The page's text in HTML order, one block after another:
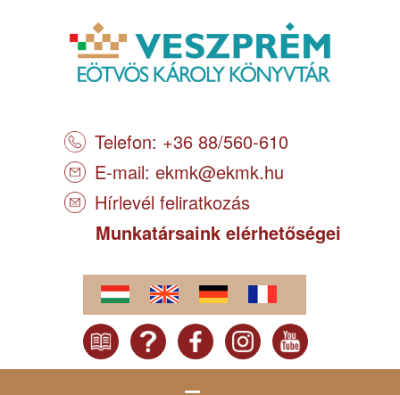
Telefon: +36 88/560-610
E-mail: ekmk@ekmk.hu
Hírlevél feliratkozás
Munkatársaink elérhetőségei